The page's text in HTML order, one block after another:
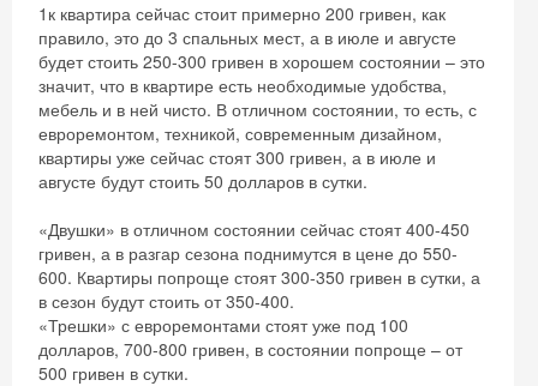
1к квартира сейчас стоит примерно 200 гривен, как
правило, это до 3 спальных мест, а в июле и августе
будет стоить 250-300 гривен в хорошем состоянии – это
значит, что в квартире есть необходимые удобства,
мебель и в ней чисто. В отличном состоянии, то есть, с
евроремонтом, техникой, современным дизайном,
квартиры уже сейчас стоят 300 гривен, а в июле и
августе будут стоить 50 долларов в сутки.
«Двушки» в отличном состоянии сейчас стоят 400-450
гривен, а в разгар сезона поднимутся в цене до 550-
600. Квартиры попроще стоят 300-350 гривен в сутки, а
в сезон будут стоить от 350-400.
«Трешки» с евроремонтами стоят уже под 100
долларов, 700-800 гривен, в состоянии попроще – от
500 гривен в сутки.